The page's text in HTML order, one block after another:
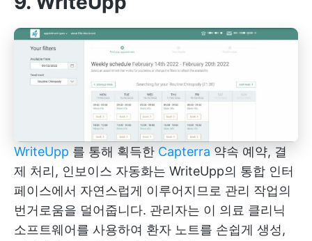
WriteUpp 를 통해 획득한 Capterra 약속 예약, 결
제 처리, 인보이스 자동화는 WriteUpp의 통합 인터
페이스에서 자연스럽게 이루어지므로 관리 작업의
번거로움을 덜어줍니다. 관리자는 이 의료 클리닉
소프트웨어를 사용하여 환자 노트를 손쉽게 생성,